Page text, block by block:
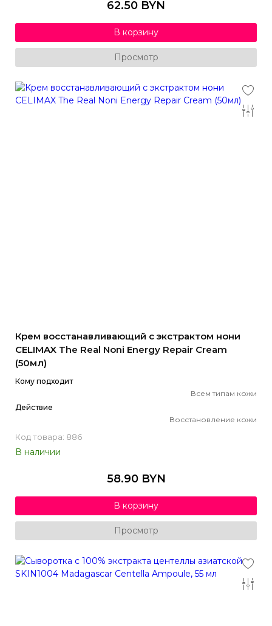
62.50 BYN
В корзину
Просмотр
Крем восстанавливающий с экстрактом нони
CELIMAX The Real Noni Energy Repair Cream
(50мл)
Кому подходит
Всем типам кожи
Действие
Восстановление кожи
Код товара: 886
В наличии
58.90 BYN
В корзину
Просмотр